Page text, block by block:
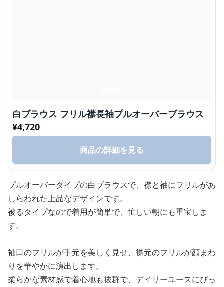
白ブラウス フリル襟長袖プルオーバーブラウス
¥4,720
商品の詳細を見る
プルオーバータイプの白ブラウスで、襟と袖にフリルがあ
しらわれた上品なデザインです。
被るタイプなので着用が簡単で、忙しい朝にも重宝しま
す。
袖口のフリルが手元を美しく見せ、襟元のフリルが顔まわ
りを華やかに演出します。
柔らかな素材感で着心地も抜群で、デイリーユースにぴっ